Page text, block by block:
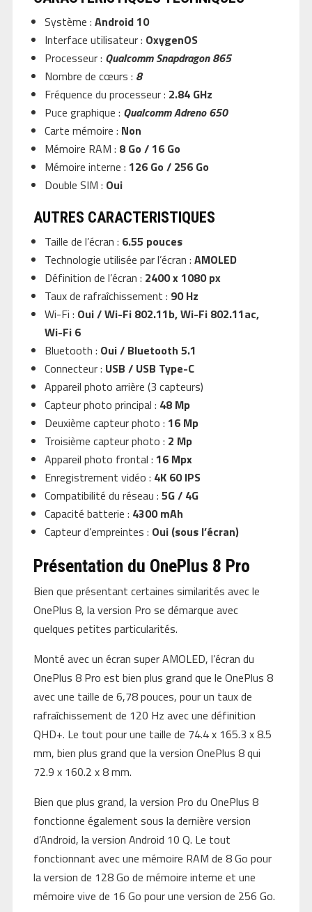
Système : Android 10
Interface utilisateur : OxygenOS
Processeur : Qualcomm Snapdragon 865
Nombre de cœurs : 8
Fréquence du processeur : 2.84 GHz
Puce graphique : Qualcomm Adreno 650
Carte mémoire : Non
Mémoire RAM : 8 Go / 16 Go
Mémoire interne : 126 Go / 256 Go
Double SIM : Oui
AUTRES CARACTERISTIQUES
Taille de l’écran : 6.55 pouces
Technologie utilisée par l’écran : AMOLED
Définition de l’écran : 2400 x 1080 px
Taux de rafraîchissement : 90 Hz
Wi-Fi : Oui / Wi-Fi 802.11b, Wi-Fi 802.11ac,
Wi-Fi 6
Bluetooth : Oui / Bluetooth 5.1
Connecteur : USB / USB Type-C
Appareil photo arrière (3 capteurs)
Capteur photo principal : 48 Mp
Deuxième capteur photo : 16 Mp
Troisième capteur photo : 2 Mp
Appareil photo frontal : 16 Mpx
Enregistrement vidéo : 4K 60 IPS
Compatibilité du réseau : 5G / 4G
Capacité batterie : 4300 mAh
Capteur d’empreintes : Oui (sous l’écran)
Présentation du OnePlus 8 Pro
Bien que présentant certaines similarités avec le
OnePlus 8, la version Pro se démarque avec
quelques petites particularités.
Monté avec un écran super AMOLED, l’écran du
OnePlus 8 Pro est bien plus grand que le OnePlus 8
avec une taille de 6,78 pouces, pour un taux de
rafraîchissement de 120 Hz avec une définition
QHD+. Le tout pour une taille de 74.4 x 165.3 x 8.5
mm, bien plus grand que la version OnePlus 8 qui
72.9 x 160.2 x 8 mm.
Bien que plus grand, la version Pro du OnePlus 8
fonctionne également sous la dernière version
d’Android, la version Android 10 Q. Le tout
fonctionnant avec une mémoire RAM de 8 Go pour
la version de 128 Go de mémoire interne et une
mémoire vive de 16 Go pour une version de 256 Go.